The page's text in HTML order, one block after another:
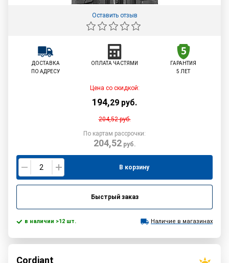
Оставить отзыв
ДОСТАВКА
ПО АДРЕСУ
ОПЛАТА ЧАСТЯМИ
ГАРАНТИЯ
5 ЛЕТ
Цена со скидкой:
194,29 руб.
204,52руб.
По картам рассрочки:
204,52руб.
В корзину
Быстрый заказ
в наличии >12 шт. Наличие в магазинах
Cordiant